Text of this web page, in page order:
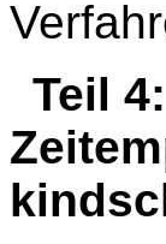
Teil